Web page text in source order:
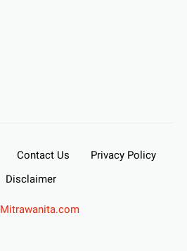
Contact Us
Privacy Policy
Disclaimer
Mitrawanita.com